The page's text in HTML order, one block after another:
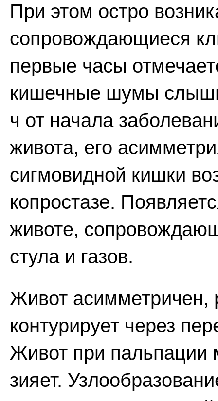
При этом остро
сопровождающиеся
первые часы
кишечные шумы
ч от начала
живота, его
сигмовидной кишки
копростазе.
животе,
стула и газов.
Живот асимметричен,
контурирует через
Живот при пальпации
зияет.